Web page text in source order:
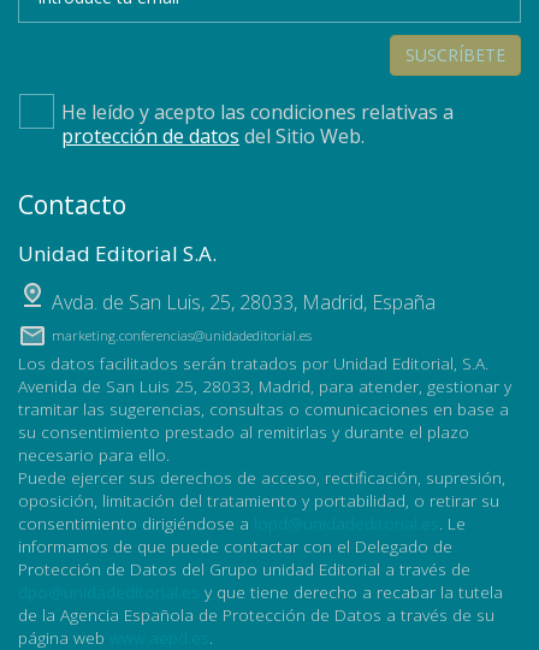
SUSCRÍBETE
He leído y acepto las condiciones relativas a
protección de datos del Sitio Web.
Contacto
Unidad Editorial S.A.
Avda. de San Luis, 25, 28033, Madrid, España
marketing.conferencias@unidadeditorial.es
Los datos facilitados serán tratados por Unidad Editorial, S.A.
Avenida de San Luis 25, 28033, Madrid, para atender, gestionar y
tramitar las sugerencias, consultas o comunicaciones en base a
su consentimiento prestado al remitirlas y durante el plazo
necesario para ello.
Puede ejercer sus derechos de acceso, rectificación, supresión,
oposición, limitación del tratamiento y portabilidad, o retirar su
consentimiento dirigiéndose a
. Le
informamos de que puede contactar con el Delegado de
Protección de Datos del Grupo unidad Editorial a través de
y que tiene derecho a recabar la tutela
de la Agencia Española de Protección de Datos a través de su
página web
.